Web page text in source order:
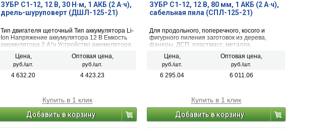
ЗУБР С1-12, 12 В, 30 Н·м, 1 АКБ (2 А·ч),
дрель-шуруповерт (ДШЛ-125-21)
Тип двигателя щеточный Тип аккумулятора Li-
Ion Напряжение аккумулятора 12 В Емкость
аккумулятора 2 А*ч Устройство аккумулятора
комплекте 1
Цена,
руб./шт.
Оптовая цена,
руб./шт.
4 632.20 4 423.23
Купить в 1 клик
Добавить в корзину
ЗУБР С1-12, 12 В, 80 мм, 1 АКБ (2 А·ч),
сабельная пила (СПЛ-125-21)
Для продольного, поперечного, косого и
фигурного пиления заготовок из дерева,
фанеры, ДСП, пластмасс, металла,
(при установке соответствующего полотна), а
также широко применяется для демонтажных
и монтажных работ. Единая аккумуляторная
образный упор
Цена,
руб./шт.
Оптовая цена,
руб./шт.
6 295.04 6 011.06
Купить в 1 клик
Добавить в корзину